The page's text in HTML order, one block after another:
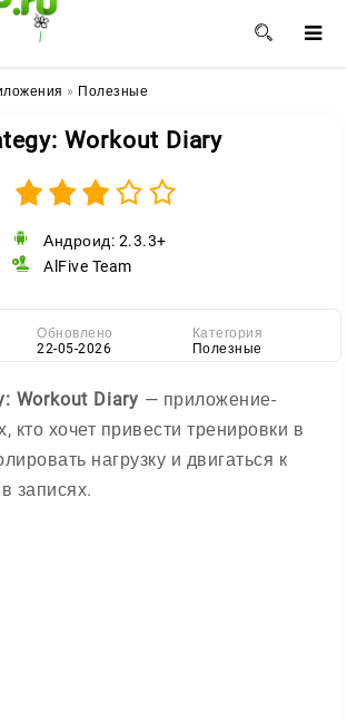
🌺
» Полезные
Workout Diary
Андроид: 2.3.3+
AlFive Team
Обновлено
22-05-2026
Категория
Полезные
Workout Diary — приложение-
кто хочет привести тренировки в
нагрузку и двигаться к
записях.